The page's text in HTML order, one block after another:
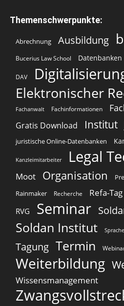
Themenschwerpunkte:
Abrechnung Ausbildung
Bucerius Law School Datenbanken
DAV
Elektronischer
Fachanwalt Fachinformationen
Gratis Download Institut
juristische Online-Datenbanken
Kanzleimitarbeiter Legal
Moot Organisation
Rainmaker
Recherche Refa-Tag
RVG Seminar
Soldan Institut
Tagung Termin
Weiterbildung
Wissensmanagement